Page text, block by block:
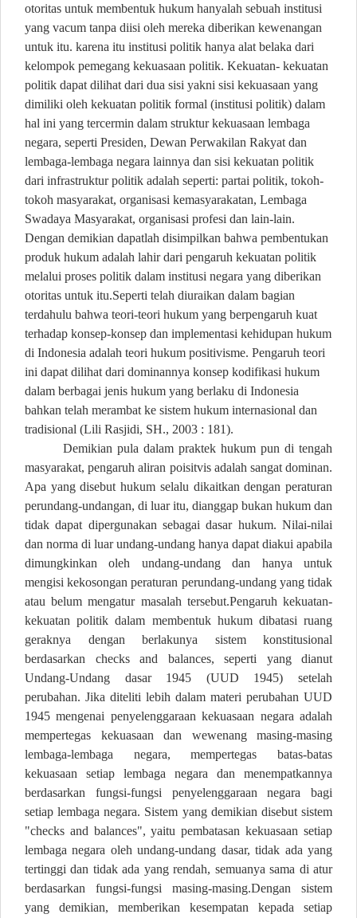
otoritas untuk membentuk hukum hanyalah sebuah institusi
yang vacum tanpa diisi oleh mereka diberikan kewenangan
untuk itu. karena itu institusi politik hanya alat belaka dari
kelompok pemegang kekuasaan politik. Kekuatan- kekuatan
politik dapat dilihat dari dua sisi yakni sisi kekuasaan yang
dimiliki oleh kekuatan politik formal (institusi politik) dalam
hal ini yang tercermin dalam struktur kekuasaan lembaga
negara, seperti Presiden, Dewan Perwakilan Rakyat dan
lembaga-lembaga negara lainnya dan sisi kekuatan politik
dari infrastruktur politik adalah seperti: partai politik, tokoh-
tokoh masyarakat, organisasi kemasyarakatan, Lembaga
Swadaya Masyarakat, organisasi profesi dan lain-lain.
Dengan demikian dapatlah disimpilkan bahwa pembentukan
produk hukum adalah lahir dari pengaruh kekuatan politik
melalui proses politik dalam institusi negara yang diberikan
otoritas untuk itu.Seperti telah diuraikan dalam bagian
terdahulu bahwa teori-teori hukum yang berpengaruh kuat
terhadap konsep-konsep dan implementasi kehidupan hukum
di Indonesia adalah teori hukum positivisme. Pengaruh teori
ini dapat dilihat dari dominannya konsep kodifikasi hukum
dalam berbagai jenis hukum yang berlaku di Indonesia
bahkan telah merambat ke sistem hukum internasional dan
tradisional (Lili Rasjidi, SH., 2003 : 181).
Demikian pula dalam praktek hukum pun di tengah
masyarakat, pengaruh aliran poisitvis adalah sangat dominan.
Apa yang disebut hukum selalu dikaitkan dengan peraturan
perundang-undangan, di luar itu, dianggap bukan hukum dan
tidak dapat dipergunakan sebagai dasar hukum. Nilai-nilai
dan norma di luar undang-undang hanya dapat diakui apabila
dimungkinkan oleh undang-undang dan hanya untuk
mengisi kekosongan peraturan perundang-undang yang tidak
atau belum mengatur masalah tersebut.Pengaruh kekuatan-
kekuatan politik dalam membentuk hukum dibatasi ruang
geraknya dengan berlakunya sistem konstitusional
berdasarkan checks and balances, seperti yang dianut
Undang-Undang dasar 1945 (UUD 1945) setelah
perubahan. Jika diteliti lebih dalam materi perubahan UUD
1945 mengenai penyelenggaraan kekuasaan negara adalah
mempertegas kekuasaan dan wewenang masing-masing
lembaga-lembaga negara, mempertegas batas-batas
kekuasaan setiap lembaga negara dan menempatkannya
berdasarkan fungsi-fungsi penyelenggaraan negara bagi
setiap lembaga negara. Sistem yang demikian disebut sistem
"checks and balances", yaitu pembatasan kekuasaan setiap
lembaga negara oleh undang-undang dasar, tidak ada yang
tertinggi dan tidak ada yang rendah, semuanya sama di atur
berdasarkan fungsi-fungsi masing-masing.Dengan sistem
yang demikian, memberikan kesempatan kepada setiap